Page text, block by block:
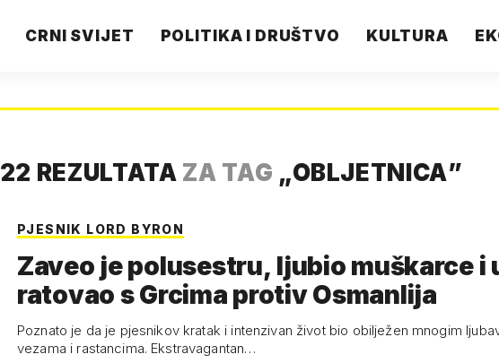
CRNI SVIJET POLITIKA I DRUŠTVO KULTURA
22 REZULTATA ZA TAG „OBLJETNICA”
PJESNIK LORD BYRON
Zaveo je polusestru, ljubio muškarce i
ratovao s Grcima protiv Osmanlija
Poznato je da je pjesnikov kratak i intenzivan život bio obilježen mnogim
vezama i rastancima. Ekstravagantan…